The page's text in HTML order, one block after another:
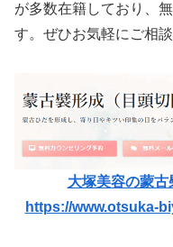
が多数在籍しており、
す。ぜひお気軽にご相談
大塚美容の蒙古
https://www.otsuka-